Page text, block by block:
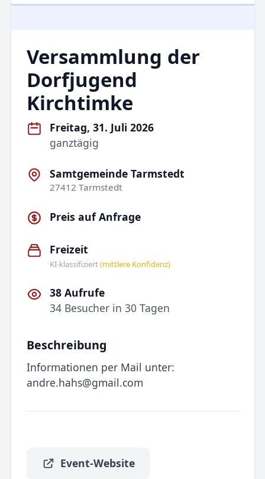
Versammlung der
Dorfjugend
Kirchtimke
Freitag, 31. Juli 2026
ganztägig
Samtgemeinde Tarmstedt
27412 Tarmstedt
Preis auf Anfrage
Freizeit
KI-klassifiziert(mittlere Konfidenz)
38 Aufrufe
34 Besucher in 30 Tagen
Beschreibung
Informationen per Mail unter:
andre.hahs@gmail.com
Event-Website